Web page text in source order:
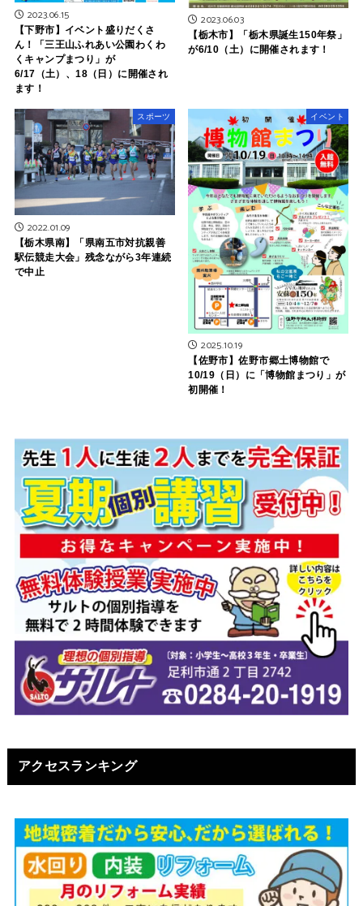
2023.06.15
【下野市】イベント盛りだくさ
ん！「三王山ふれあい公園わくわ
くキャンプまつり」が
6/17（土）、18（日）に開催され
ます！
2023.06.03
【栃木市】「栃木県誕生150年祭」
が6/10（土）に開催されます！
スポーツ
2022.01.09
【栃木県南】「県南五市対抗親善
駅伝競走大会」残念ながら3年連続
で中止
イベント
2025.10.19
【佐野市】佐野市郷土博物館で
10/19（日）に「博物館まつり」が
初開催！
アクセスランキング